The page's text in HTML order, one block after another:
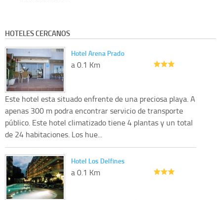
HOTELES CERCANOS
Hotel Arena Prado
a 0.1 Km
Este hotel esta situado enfrente de una preciosa playa. A
apenas 300 m podra encontrar servicio de transporte
público. Este hotel climatizado tiene 4 plantas y un total
de 24 habitaciones. Los hue...
Hotel Los Delfines
a 0.1 Km